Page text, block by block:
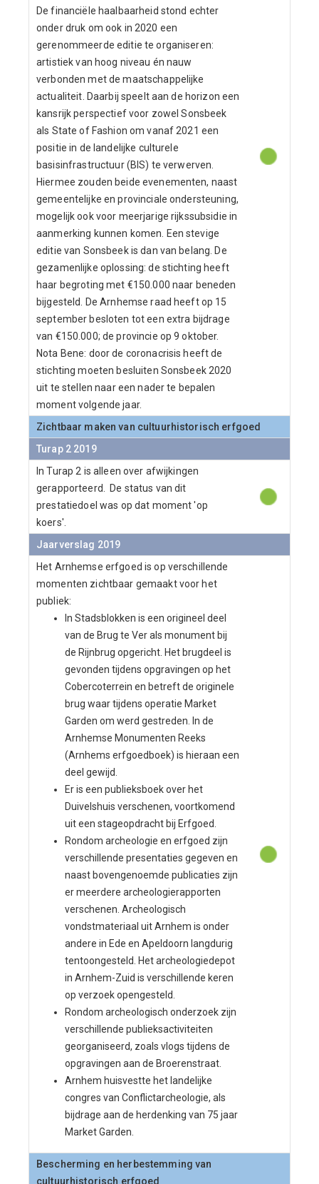
De financiële haalbaarheid stond echter
onder druk om ook in 2020 een
gerenommeerde editie te organiseren:
artistiek van hoog niveau én nauw
verbonden met de maatschappelijke
actualiteit. Daarbij speelt aan de horizon een
kansrijk perspectief voor zowel Sonsbeek
als State of Fashion om vanaf 2021 een
positie in de landelijke culturele
basisinfrastructuur (BIS) te verwerven.
Hiermee zouden beide evenementen, naast
gemeentelijke en provinciale ondersteuning,
mogelijk ook voor meerjarige rijkssubsidie in
aanmerking kunnen komen. Een stevige
editie van Sonsbeek is dan van belang. De
gezamenlijke oplossing: de stichting heeft
haar begroting met €150.000 naar beneden
bijgesteld. De Arnhemse raad heeft op 15
september besloten tot een extra bijdrage
van €150.000; de provincie op 9 oktober.
Nota Bene: door de coronacrisis heeft de
stichting moeten besluiten Sonsbeek 2020
uit te stellen naar een nader te bepalen
moment volgende jaar.
Zichtbaar maken van cultuurhistorisch erfgoed
Turap 2 2019
In Turap 2 is alleen over afwijkingen
gerapporteerd. De status van dit
prestatiedoel was op dat moment 'op
koers'.
Jaarverslag 2019
Het Arnhemse erfgoed is op verschillende
momenten zichtbaar gemaakt voor het
publiek:
In Stadsblokken is een origineel deel
van de Brug te Ver als monument bij
de Rijnbrug opgericht. Het brugdeel is
gevonden tijdens opgravingen op het
Cobercoterrein en betreft de originele
brug waar tijdens operatie Market
Garden om werd gestreden. In de
Arnhemse Monumenten Reeks
(Arnhems erfgoedboek) is hieraan een
deel gewijd.
Er is een publieksboek over het
Duivelshuis verschenen, voortkomend
uit een stageopdracht bij Erfgoed.
Rondom archeologie en erfgoed zijn
verschillende presentaties gegeven en
naast bovengenoemde publicaties zijn
er meerdere archeologierapporten
verschenen. Archeologisch
vondstmateriaal uit Arnhem is onder
andere in Ede en Apeldoorn langdurig
tentoongesteld. Het archeologiedepot
in Arnhem-Zuid is verschillende keren
op verzoek opengesteld.
Rondom archeologisch onderzoek zijn
verschillende publieksactiviteiten
georganiseerd, zoals vlogs tijdens de
opgravingen aan de Broerenstraat.
Arnhem huisvestte het landelijke
congres van Conflictarcheologie, als
bijdrage aan de herdenking van 75 jaar
Market Garden.
Bescherming en herbestemming van
cultuurhistorisch erfgoed